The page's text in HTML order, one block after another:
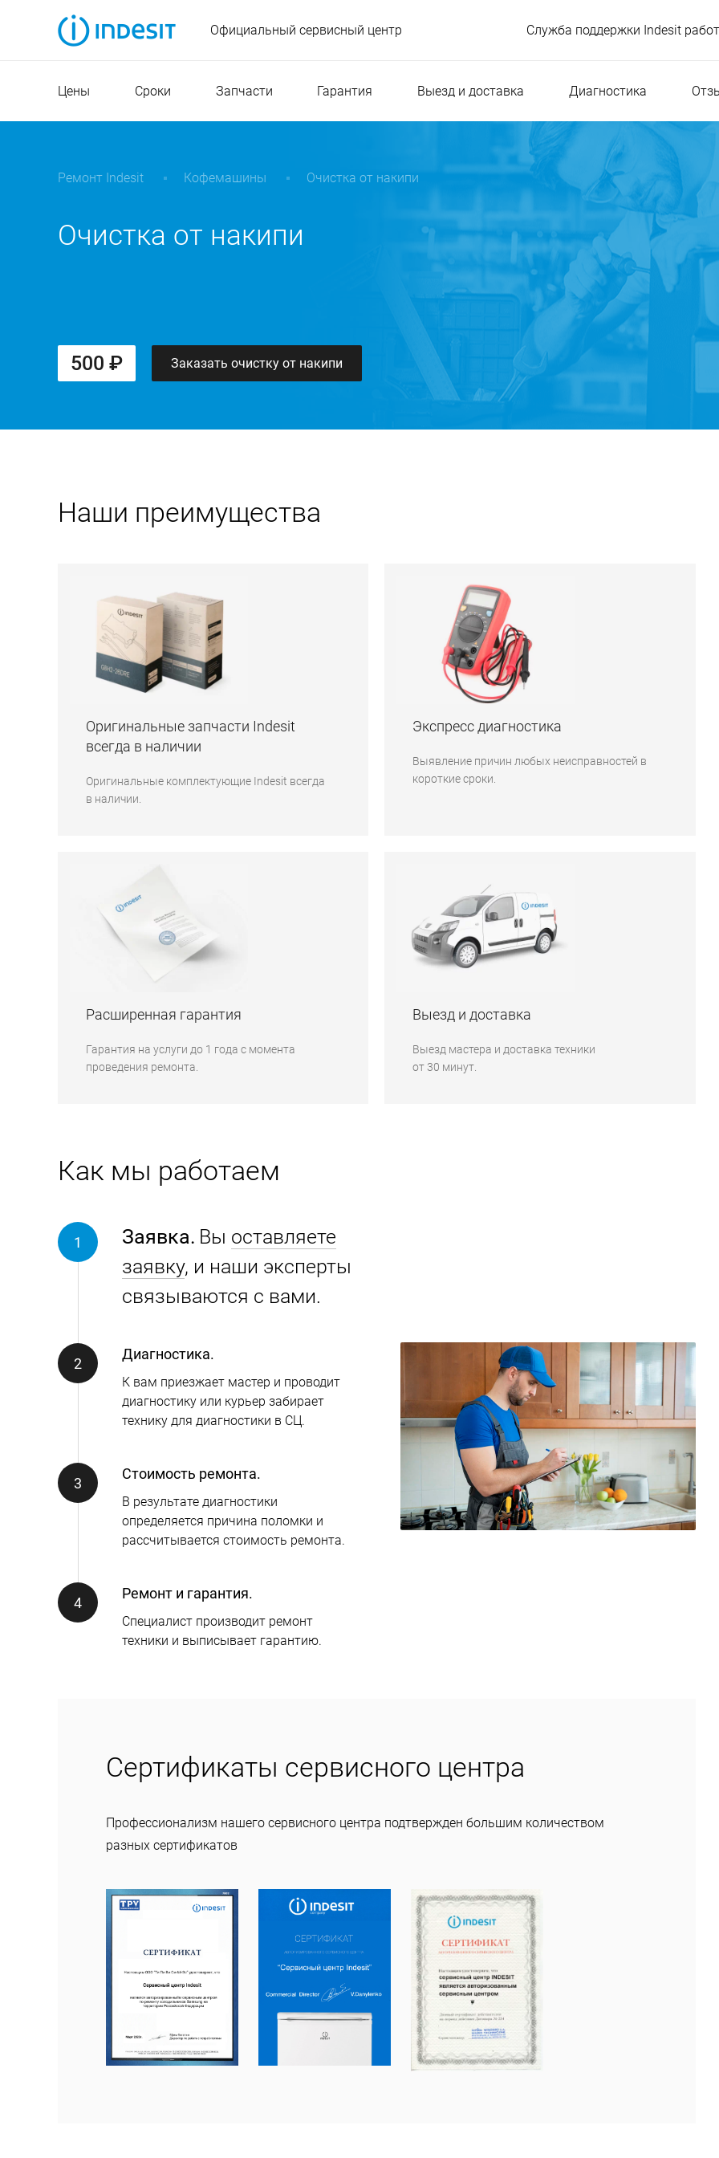
Официальный сервисный центр Служба поддержки Indesit
Цены Сроки Запчасти Гарантия Выезд и доставка Диагностика
Ремонт Indesit Кофемашины Очистка от накипи
Очистка от накипи
500 ₽ Заказать очистку от накипи
Наши преимущества
Оригинальные запчасти Indesit
всегда в наличии
Оригинальные комплектующие Indesit всегда
в наличии.
Экспресс диагностика
Выявление причин любых неисправностей в
короткие сроки.
Расширенная гарантия
Гарантия на услуги до 1 года с момента
проведения ремонта.
Выезд и доставка
Выезд мастера и доставка техники
от 30 минут.
Как мы работаем
Заявка. Вы оставляете
заявку, и наши эксперты
связываются с вами.
Диагностика.
К вам приезжает мастер и проводит
диагностику или курьер забирает
технику для диагностики в СЦ.
Стоимость ремонта.
В результате диагностики
определяется причина поломки и
рассчитывается стоимость ремонта.
Ремонт и гарантия.
Специалист производит ремонт
техники и выписывает гарантию.
Сертификаты сервисного центра
Профессионализм нашего сервисного центра подтвержден большим количеством
разных сертификатов